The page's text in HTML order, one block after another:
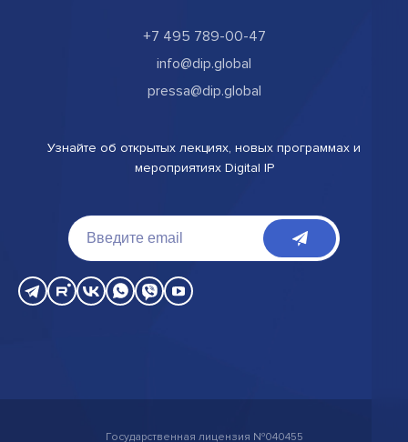
+7 495 789-00-47
info@dip.global
pressa@dip.global
Узнайте об открытых лекциях, новых программах и
мероприятиях Digital IP
Государственная лицензия №040455